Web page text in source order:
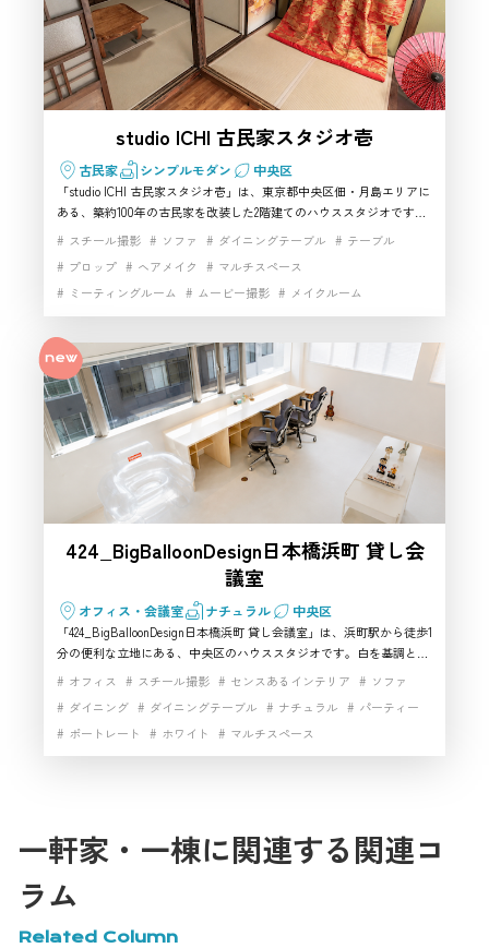
駅近
高速インターネット
studio ICHI 古民家スタジオ壱
古民家 シンプルモダン 中央区
「studio ICHI 古民家スタジオ壱」は、東京都中央区佃・月島エリアに
ある、築約100年の古民家を改装した2階建てのハウススタジオです。
畳や障子、襖、木製建具、昔ながらの玄関など、日本家屋ならではの
チンを備え、襖を外して広い空間として使うことも可能です。和装ポ
ートレート、コスプレ、商品撮影、インタビュー、動画制作に適して
おり、中央区で本格的な和の情景を撮影したい方におすすめの撮影ス
タジオです。
スチール撮影 ソファ ダイニングテーブル
テーブル
プロップ
ヘアメイク
マルチスペース
ミーティングルーム
ムービー撮影
メイクルーム
動画撮影
外観撮影 家具・小物充実 小物撮影
展示会
日本家屋
昭和レトロスタジオ
昭和レトロ家具
歴史的建築
歴史的建築物 生活シーン 自然光
開放感
階段
駅近 高速インターネット
424_BigBalloonDesign日本橋浜町 貸し会
議室
オフィス・会議室 ナチュラル 中央区
「424_BigBalloonDesign日本橋浜町 貸し会議室」は、浜町駅から徒歩1
分の便利な立地にある、中央区のハウススタジオです。白を基調とし
た清潔感のある室内には、ナチュラルや北欧風、モダンなどの要素が
取り入れられ、人物撮影や商品撮影、インタビュー、動画収録など幅
広い用途に対応します。最大60㎡の空間にソファやテーブル、4K対応
プロジェクター、高速Wi-Fiを備え、会議やセミナーにも利用可能。
中央区でおしゃれな撮影スタジオを探している方におすすめです。
オフィス スチール撮影 センスあるインテリア
ソファ
ダイニング
ダイニングテーブル ナチュラル
パーティー
ポートレート
ホワイト
マルチスペース
ミーティングルーム
モダン ヨーロッパテイスト
北欧
高速インターネット
一軒家・一棟に関連する関連コ
ラム
Related Column